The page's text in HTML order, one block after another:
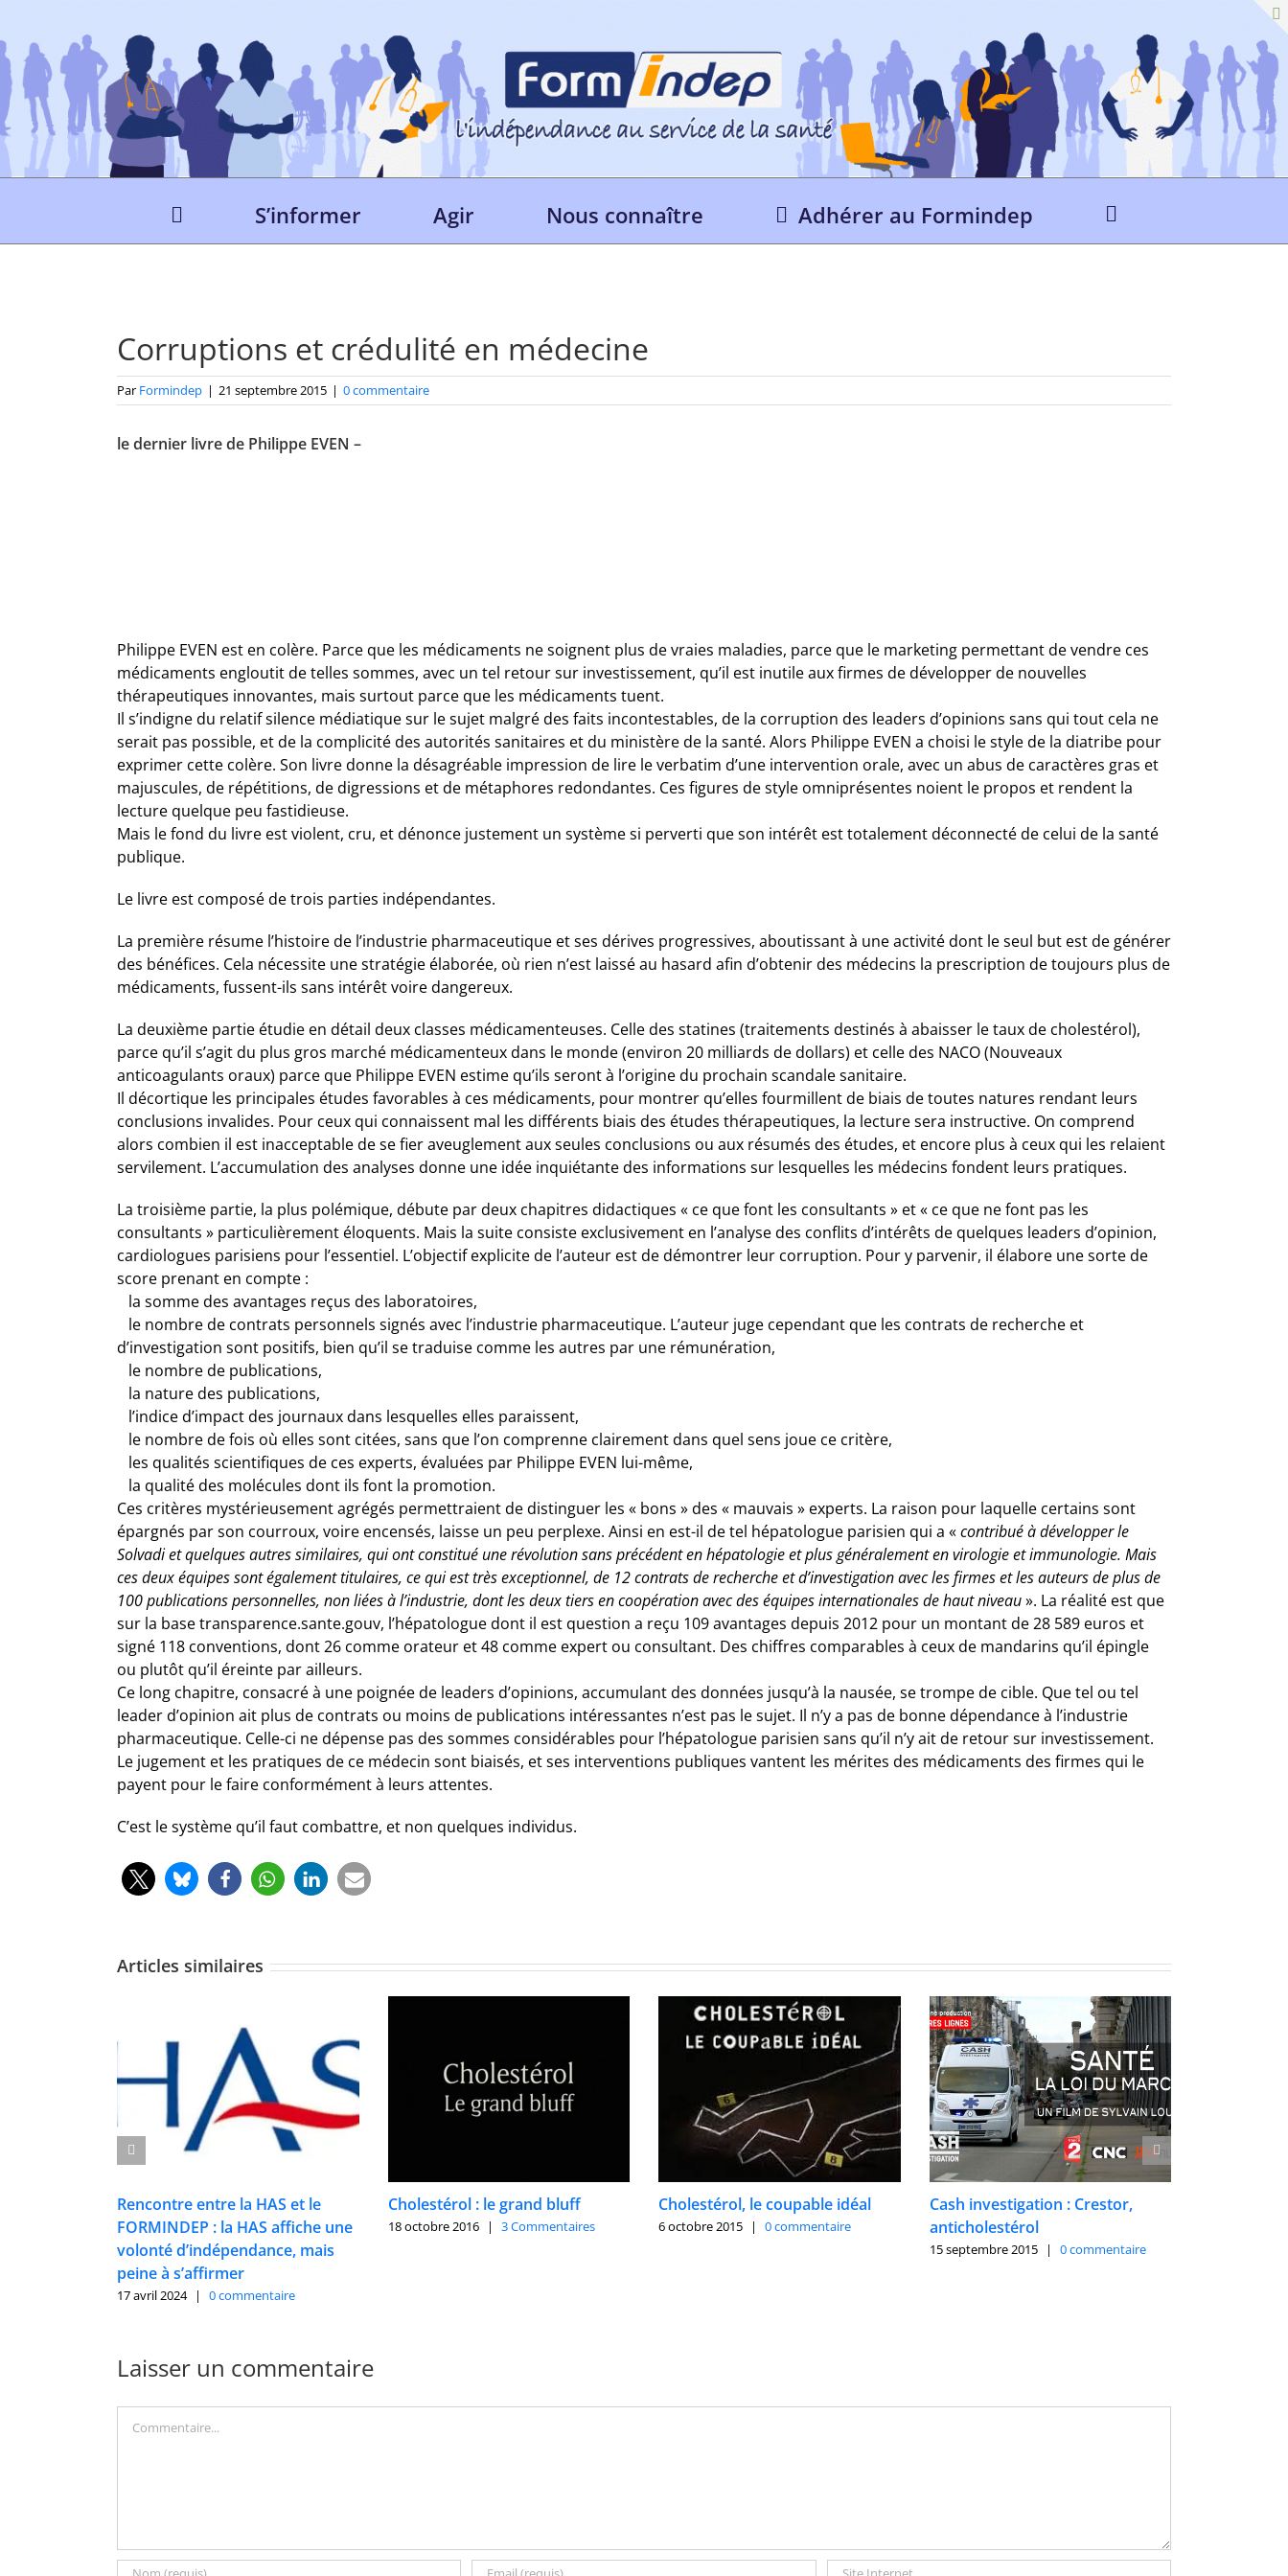
contenu
S’informer Agir Nous connaître Adhérer au Formindep
Corruptions et crédulité en médecine
Par Formindep | 21 septembre 2015 | 0 commentaire
le dernier livre de Philippe EVEN –
Philippe EVEN est en colère. Parce que les médicaments ne soignent plus de vraies maladies, parce que le marketing permettant de vendre ces
médicaments engloutit de telles sommes, avec un tel retour sur investissement, qu’il est inutile aux firmes de développer de nouvelles
thérapeutiques innovantes, mais surtout parce que les médicaments tuent.
Il s’indigne du relatif silence médiatique sur le sujet malgré des faits incontestables, de la corruption des leaders d’opinions sans qui tout cela ne
serait pas possible, et de la complicité des autorités sanitaires et du ministère de la santé. Alors Philippe EVEN a choisi le style de la diatribe pour
exprimer cette colère. Son livre donne la désagréable impression de lire le verbatim d’une intervention orale, avec un abus de caractères gras et
majuscules, de répétitions, de digressions et de métaphores redondantes. Ces figures de style omniprésentes noient le propos et rendent la
lecture quelque peu fastidieuse.
Mais le fond du livre est violent, cru, et dénonce justement un système si perverti que son intérêt est totalement déconnecté de celui de la santé
publique.
Le livre est composé de trois parties indépendantes.
La première résume l’histoire de l’industrie pharmaceutique et ses dérives progressives, aboutissant à une activité dont le seul but est de générer
des bénéfices. Cela nécessite une stratégie élaborée, où rien n’est laissé au hasard afin d’obtenir des médecins la prescription de toujours plus de
médicaments, fussent-ils sans intérêt voire dangereux.
La deuxième partie étudie en détail deux classes médicamenteuses. Celle des statines (traitements destinés à abaisser le taux de cholestérol),
parce qu’il s’agit du plus gros marché médicamenteux dans le monde (environ 20 milliards de dollars) et celle des NACO (Nouveaux
anticoagulants oraux) parce que Philippe EVEN estime qu’ils seront à l’origine du prochain scandale sanitaire.
Il décortique les principales études favorables à ces médicaments, pour montrer qu’elles fourmillent de biais de toutes natures rendant leurs
conclusions invalides. Pour ceux qui connaissent mal les différents biais des études thérapeutiques, la lecture sera instructive. On comprend
alors combien il est inacceptable de se fier aveuglement aux seules conclusions ou aux résumés des études, et encore plus à ceux qui les relaient
servilement. L’accumulation des analyses donne une idée inquiétante des informations sur lesquelles les médecins fondent leurs pratiques.
La troisième partie, la plus polémique, débute par deux chapitres didactiques « ce que font les consultants » et « ce que ne font pas les
consultants » particulièrement éloquents. Mais la suite consiste exclusivement en l’analyse des conflits d’intérêts de quelques leaders d’opinion,
cardiologues parisiens pour l’essentiel. L’objectif explicite de l’auteur est de démontrer leur corruption. Pour y parvenir, il élabore une sorte de
score prenant en compte :
la somme des avantages reçus des laboratoires,
le nombre de contrats personnels signés avec l’industrie pharmaceutique. L’auteur juge cependant que les contrats de recherche et
d’investigation sont positifs, bien qu’il se traduise comme les autres par une rémunération,
le nombre de publications,
la nature des publications,
l’indice d’impact des journaux dans lesquelles elles paraissent,
le nombre de fois où elles sont citées, sans que l’on comprenne clairement dans quel sens joue ce critère,
les qualités scientifiques de ces experts, évaluées par Philippe EVEN lui-même,
la qualité des molécules dont ils font la promotion.
Ces critères mystérieusement agrégés permettraient de distinguer les « bons » des « mauvais » experts. La raison pour laquelle certains sont
épargnés par son courroux, voire encensés, laisse un peu perplexe. Ainsi en est-il de tel hépatologue parisien qui a «contribué à développer le
Solvadi et quelques autres similaires, qui ont constitué une révolution sans précédent en hépatologie et plus généralement en virologie et immunologie. Mais
ces deux équipes sont également titulaires, ce qui est très exceptionnel, de 12 contrats de recherche et d’investigation avec les firmes et les auteurs de plus de
100 publications personnelles, non liées à l’industrie, dont les deux tiers en coopération avec des équipes internationales de haut niveau». La réalité est que
sur la base transparence.sante.gouv, l’hépatologue dont il est question a reçu 109 avantages depuis 2012 pour un montant de 28 589 euros et
signé 118 conventions, dont 26 comme orateur et 48 comme expert ou consultant. Des chiffres comparables à ceux de mandarins qu’il épingle
ou plutôt qu’il éreinte par ailleurs.
Ce long chapitre, consacré à une poignée de leaders d’opinions, accumulant des données jusqu’à la nausée, se trompe de cible. Que tel ou tel
leader d’opinion ait plus de contrats ou moins de publications intéressantes n’est pas le sujet. Il n’y a pas de bonne dépendance à l’industrie
pharmaceutique. Celle-ci ne dépense pas des sommes considérables pour l’hépatologue parisien sans qu’il n’y ait de retour sur investissement.
Le jugement et les pratiques de ce médecin sont biaisés, et ses interventions publiques vantent les mérites des médicaments des firmes qui le
payent pour le faire conformément à leurs attentes.
C’est le système qu’il faut combattre, et non quelques individus.
Articles similaires
Rencontre entre la HAS et le
FORMINDEP : la HAS affiche une
volonté d’indépendance, mais
peine à s’affirmer
17 avril 2024 | 0 commentaire
Cholestérol : le grand bluff
18 octobre 2016 | 3 Commentaires
Cholestérol, le coupable idéal
6 octobre 2015 | 0 commentaire
Cash investigation : Crestor,
anticholestérol
15 septembre 2015 | 0 commentaire
Laisser un commentaire